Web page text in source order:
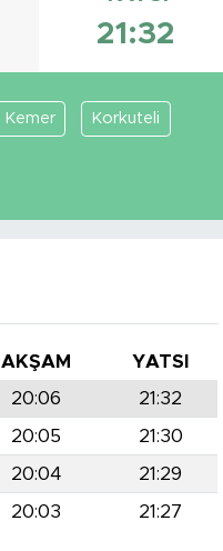
21:32
Kemer Korkuteli
AKŞAM
YATSI
20:06
21:32
20:05
21:30
20:04
21:29
20:03 21:27